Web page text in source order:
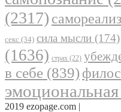
(2317)
секс (34) сила мысли (174)
(1636) страх (22)
в себе (839)
2019 ezopage.com |